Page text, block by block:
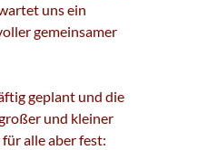
uns ein
gemeinsamer
geplant und die
und kleiner
alle aber fest: